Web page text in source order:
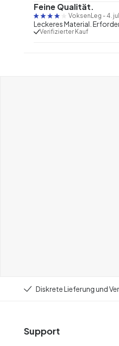
Feine Qualität.
VoksenLeg - 4.
Leckeres Material.
Verifizierter Kauf
Diskrete Lieferung und
Support